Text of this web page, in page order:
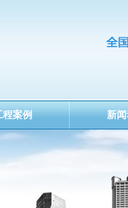
程案例 新